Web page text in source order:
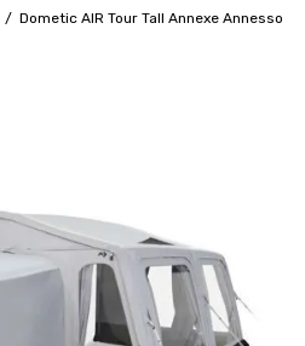
Dometic AIR Tour Tall Annexe Annesso